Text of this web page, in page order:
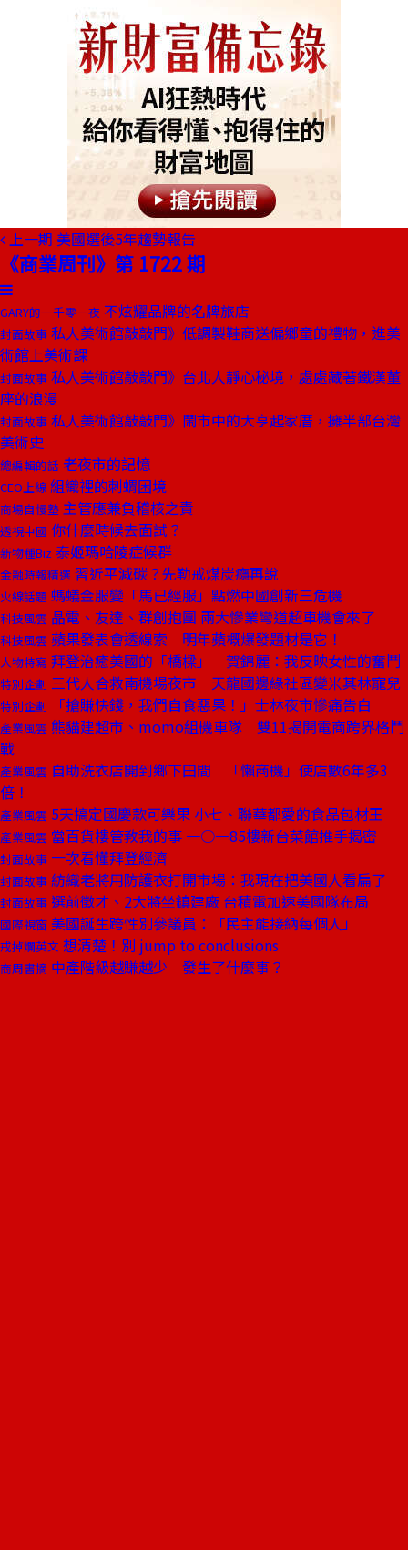
上一期 美國選後5年趨勢報告
《商業周刊》第 1722 期
GARY的一千零一夜 不炫耀品牌的名牌旅店
封面故事 私人美術館敲敲門》低調製鞋商送偏鄉童的禮物，進美
術館上美術課
封面故事 私人美術館敲敲門》台北人靜心秘境，處處藏著鐵漢董
座的浪漫
封面故事 私人美術館敲敲門》鬧市中的大亨起家厝，擁半部台灣
美術史
總編輯的話 老夜市的記憶
CEO上線 組織裡的刺蝟困境
商場自慢塾 主管應兼負稽核之責
透視中國 你什麼時候去面試？
新物種Biz 泰姬瑪哈陵症候群
金融時報精選 習近平減碳？先勒戒煤炭癮再說
火線話題 螞蟻金服變「馬已經服」點燃中國創新三危機
科技風雲 晶電、友達、群創抱團 兩大慘業彎道超車機會來了
科技風雲 蘋果發表會透線索 明年蘋概爆發題材是它！
人物特寫 拜登治癒美國的「橋樑」 賀錦麗：我反映女性的奮鬥
特別企劃 三代人合救南機場夜市 天龍國邊緣社區變米其林寵兒
特別企劃 「搶賺快錢，我們自食惡果！」士林夜市慘痛告白
產業風雲 熊貓建超市、momo組機車隊 雙11揭開電商跨界格鬥
戰
產業風雲 自助洗衣店開到鄉下田間 「懶商機」使店數6年多3
倍！
產業風雲 5天搞定國慶款可樂果 小七、聯華都愛的食品包材王
產業風雲 當百貨樓管教我的事 一○一85樓新台菜館推手揭密
封面故事 一次看懂拜登經濟
封面故事 紡織老將用防護衣打開市場：我現在把美國人看扁了
封面故事 選前徵才、2大將坐鎮建廠 台積電加速美國隊布局
國際視窗 美國誕生跨性別參議員：「民主能接納每個人」
戒掉爛英文 想清楚！別 jump to conclusions
商周書摘 中產階級越賺越少 發生了什麼事？